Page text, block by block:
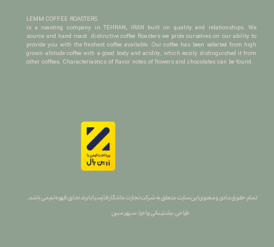
LEMM COFFEE ROASTERS
is a roasting company in TEHRAN, IRAN built on quality and relationships. We
source and hand roast distinctive coffee Roasters we pride ourselves on our ability to
provide you with the freshest coffee available. Our coffee has been selected from high
grown altitude coffee with a good body and acidity, which easily distinguished it from
other coffees. Characteriastics of flavor notes of flowers and chocolates can be found.
تمام حقوق مادی و معنوی این سایت متعلق به شرکت تجارت ماندگار فارسیا با برند تجاری قهوه لم می باشد.
طراحی ، پشتیبانی و اجرا : سپهر مبین